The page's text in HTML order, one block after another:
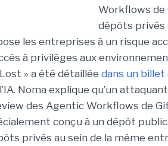
Workflows de
dépôts privés
les entreprises à un risque
à privilèges aux
» a été détaillée dans un billet
Noma explique qu’un
des Agentic Workflows de
conçu à un dépôt
privés au sein de la même